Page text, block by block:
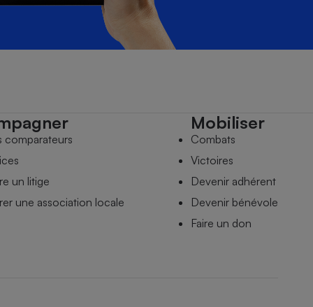
comparateurs
un litige
une association locale
Mobiliser
Combats
Victoires
Devenir adhérent
Devenir bénévole
Faire un don